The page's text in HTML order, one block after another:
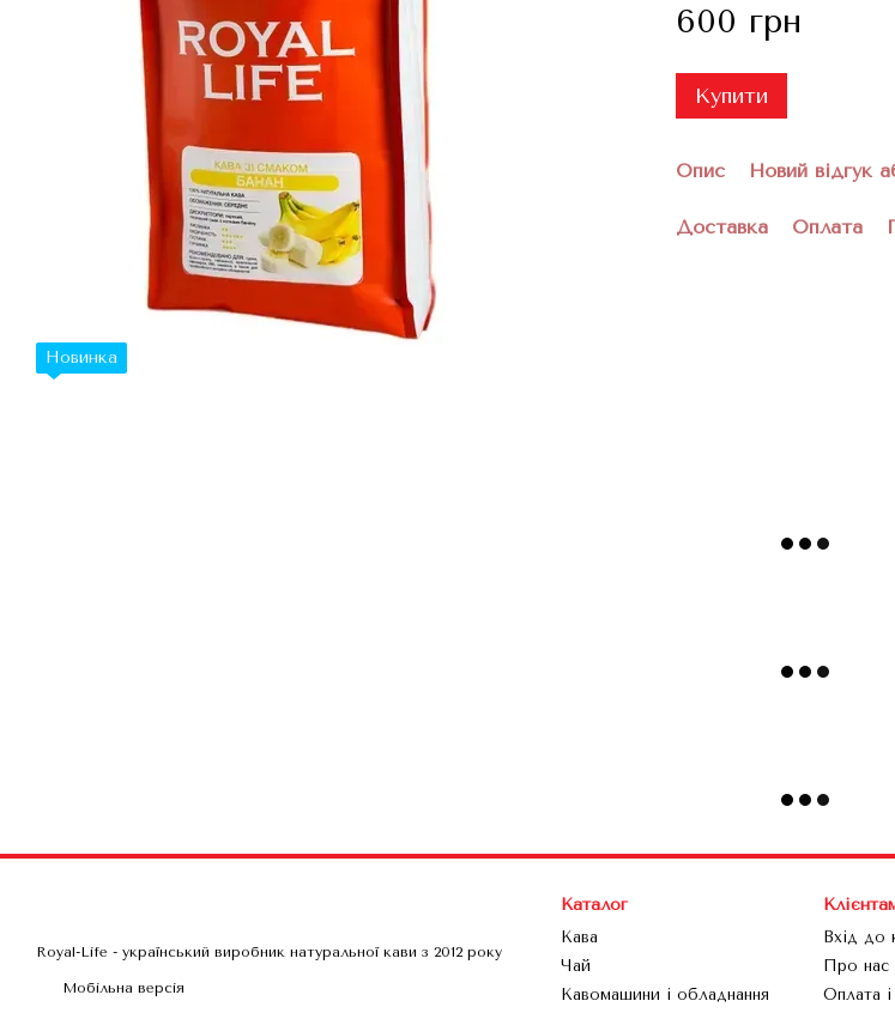
Новинка
600 грн
Купити
Опис Новий відгук
Доставка Оплата
Royal-Life - український виробник натуральної кави з 2012 року
Мобільна версія
Каталог
Кава
Чай
Кавомашини і обладнання
Вхід до
Про нас
Оплата